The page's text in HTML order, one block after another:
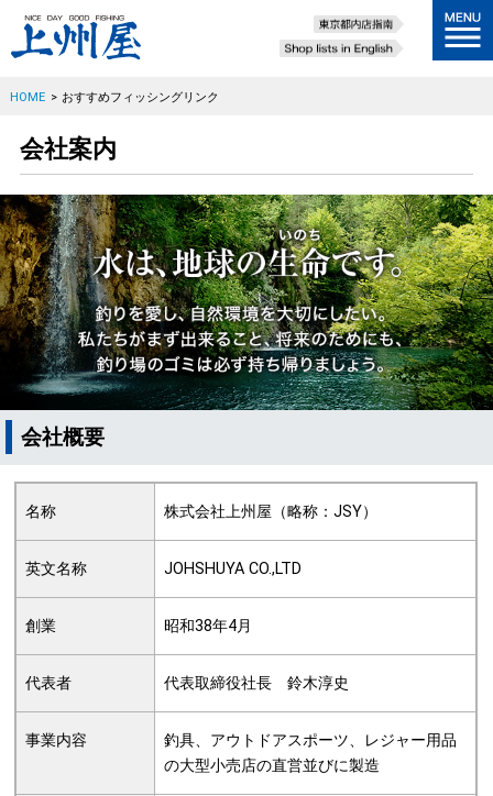
HOME > おすすめフィッシングリンク
会社案内
会社概要
名称 株式会社上州屋（略称：JSY）
英文名称 JOHSHUYA CO.,LTD
創業 昭和38年4月
代表者 代表取締役社長 鈴木淳史
事業内容
釣具、アウトドアスポーツ、レジャー用品
の大型小売店の直営並びに製造